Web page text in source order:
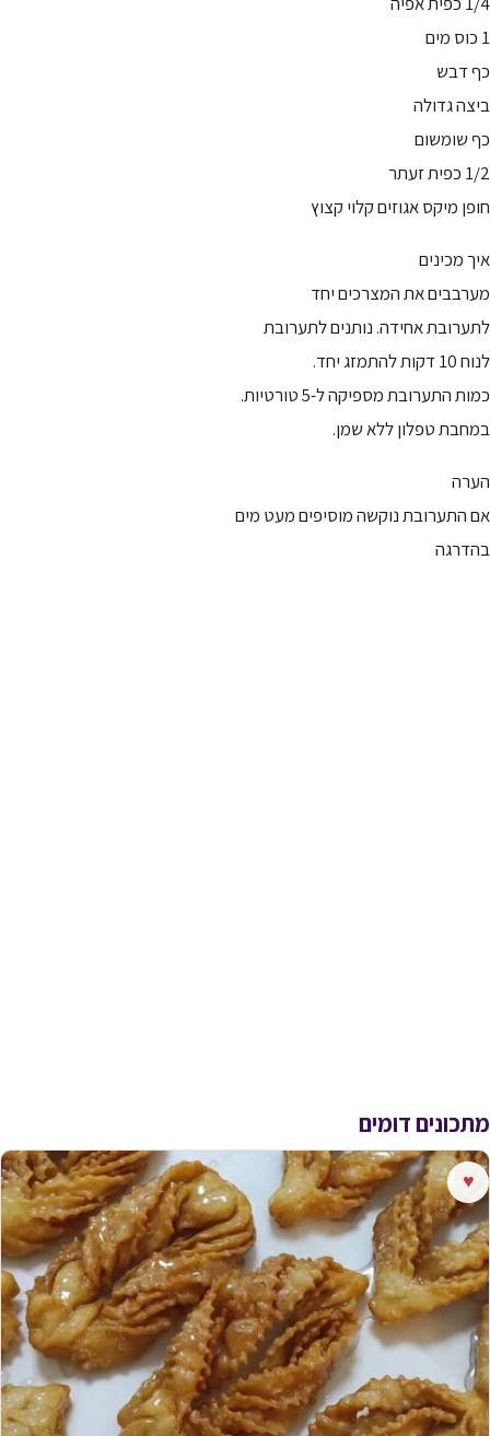
1 כוס מים
כף דבש
ביצה גדולה
כף שומשום
1/2 כפית זעתר
חופן מיקס אגוזים קלוי קצוץ
איך מכינים
מערבבים את המצרכים יחד
לתערובת אחידה. נותנים לתערובת
לנוח 10 דקות להתמזג יחד.
כמות התערובת מספיקה ל-5 טורטיות.
במחבת טפלון ללא שמן.
הערה
אם התערובת נוקשה מוסיפים מעט מים
בהדרגה
מתכונים דומים
♥